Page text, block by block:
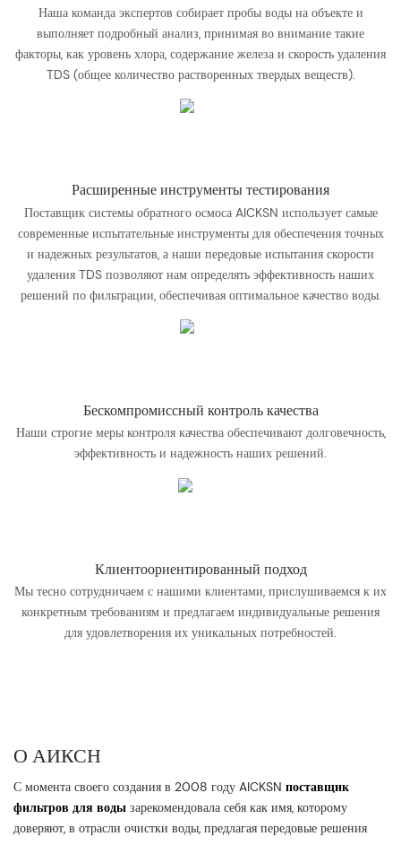
Наша команда экспертов собирает пробы воды на объекте и
выполняет подробный анализ, принимая во внимание такие
факторы, как уровень хлора, содержание железа и скорость удаления
TDS (общее количество растворенных твердых веществ).
Расширенные инструменты тестирования
Поставщик системы обратного осмоса AICKSN использует самые
современные испытательные инструменты для обеспечения точных
и надежных результатов, а наши передовые испытания скорости
удаления TDS позволяют нам определять эффективность наших
решений по фильтрации, обеспечивая оптимальное качество воды.
Бескомпромиссный контроль качества
Наши строгие меры контроля качества обеспечивают долговечность,
эффективность и надежность наших решений.
Клиентоориентированный подход
Мы тесно сотрудничаем с нашими клиентами, прислушиваемся к их
конкретным требованиям и предлагаем индивидуальные решения
для удовлетворения их уникальных потребностей.
О АИКСН
С момента своего создания в 2008 году AICKSN поставщик
фильтров для воды зарекомендовала себя как имя, которому
доверяют, в отрасли очистки воды, предлагая передовые решения